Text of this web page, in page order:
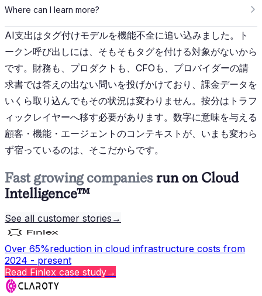
Where can I learn more?
AI支出はタグ付けモデルを機能不全に追い込みました。ト
ークン呼び出しには、そもそもタグを付ける対象がないから
です。財務も、プロダクトも、CFOも、プロバイダーの請
求書では答えの出ない問いを投げかけており、課金データを
いくら取り込んでもその状況は変わりません。按分はトラフ
ィックレイヤーへ移す必要があります。数字に意味を与える
顧客・機能・エージェントのコンテキストが、いまも変わら
ず宿っているのは、そこだからです。
Fast growing companies run on Cloud
Intelligence™
See all customer stories →
Over 65%reduction in cloud infrastructure costs from
2024 - present
Read Finlex case study→